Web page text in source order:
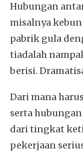
Hubungan
misalnya
pabrik gula
tiadalah
berisi.
Dari mana
serta
dari tingkat
pekerjaan